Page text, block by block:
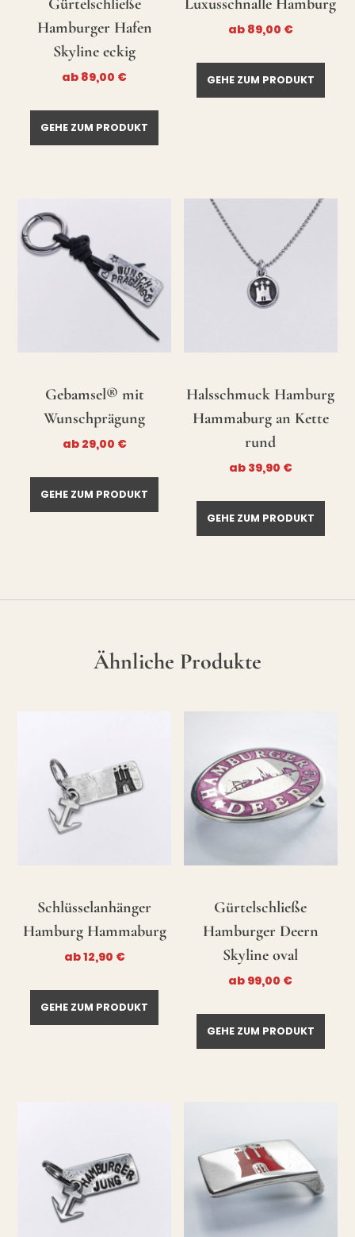
Gürtelschließe
Hamburger Hafen
Skyline eckig
ab 89,00 €
GEHE ZUM PRODUKT
Luxusschnalle Hamburg
ab 89,00 €
GEHE ZUM PRODUKT
Gebamsel® mit
Wunschprägung
ab 29,00 €
GEHE ZUM PRODUKT
Halsschmuck Hamburg
Hammaburg an Kette
rund
ab 39,90 €
GEHE ZUM PRODUKT
Ähnliche Produkte
Schlüsselanhänger
Hamburg Hammaburg
ab12,90 €
GEHE ZUM PRODUKT
Gürtelschließe
Hamburger Deern
Skyline oval
ab 99,00 €
GEHE ZUM PRODUKT